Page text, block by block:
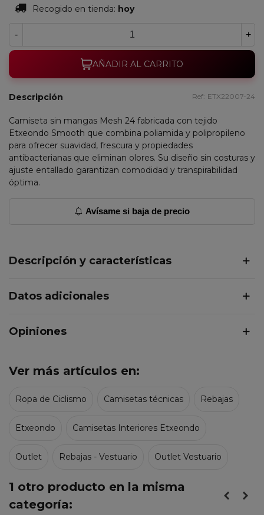
Recogido en tienda: hoy
- +
AÑADIR AL CARRITO
Descripción Ref: ETX22007-24
Camiseta sin mangas Mesh 24 fabricada con tejido
Etxeondo Smooth que combina poliamida y polipropileno
para ofrecer suavidad, frescura y propiedades
antibacterianas que eliminan olores. Su diseño sin costuras y
ajuste entallado garantizan comodidad y transpirabilidad
óptima.
Avísame si baja de precio
Descripción y características
Datos adicionales
Opiniones
Ver más artículos en:
Ropa de Ciclismo Camisetas técnicas Rebajas
Etxeondo Camisetas Interiores Etxeondo
Outlet Rebajas - Vestuario Outlet Vestuario
1 otro producto en la misma
categoría: